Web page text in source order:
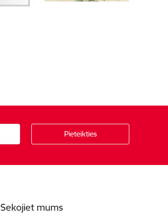
Sekojiet mums